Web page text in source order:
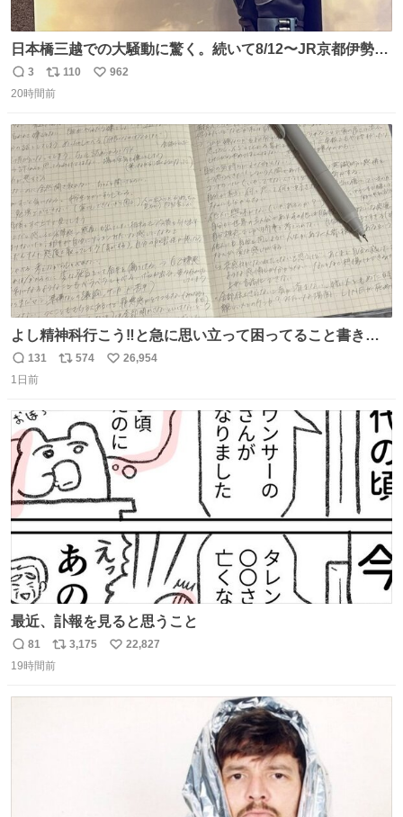
日本橋三越での大騒動に驚く。続いて8/12〜JR京都伊勢丹
でPOP UP STOREがオープンするとのこと…皆さんお怪
我なくお買い物を🙏 写真は2026/5/21 ロードショーの前日
返
信
3
リ
ポ
ト
数
110
い
数
962
20時間前
よし精神科行こう‼️と急に思い立って困ってること書き出
してたらペン止まらなくなってすごい勢いで埋まってワロ
タ
返
信
131
リ
ト
数
574
い
数
26,954
1日前
最近、訃報を見ると思うこと
返
信
81
リ
ポ
3,175
い
22,827
19時間前